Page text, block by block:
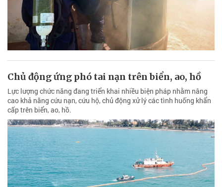
Chủ động ứng phó tai nạn trên biển, ao, hồ
Lực lượng chức năng đang triển khai nhiều biện pháp nhằm nâng
cao khả năng cứu nạn, cứu hộ, chủ động xử lý các tình huống khẩn
cấp trên biển, ao, hồ.